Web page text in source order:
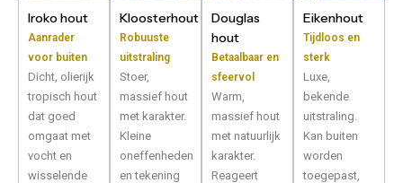
Iroko hout
Aanrader
voor buiten
Dicht, olierijk
tropisch hout
dat goed
omgaat met
vocht en
wisselende
Kloosterhout
Robuuste
uitstraling
Stoer,
massief hout
met karakter.
Kleine
oneffenheden
en tekening
Douglas
hout
Betaalbaar en
sfeervol
Warm,
massief hout
met natuurlijk
karakter.
Reageert
Eikenhout
Tijdloos en
sterk
Luxe,
bekende
uitstraling.
Kan buiten
worden
toegepast,